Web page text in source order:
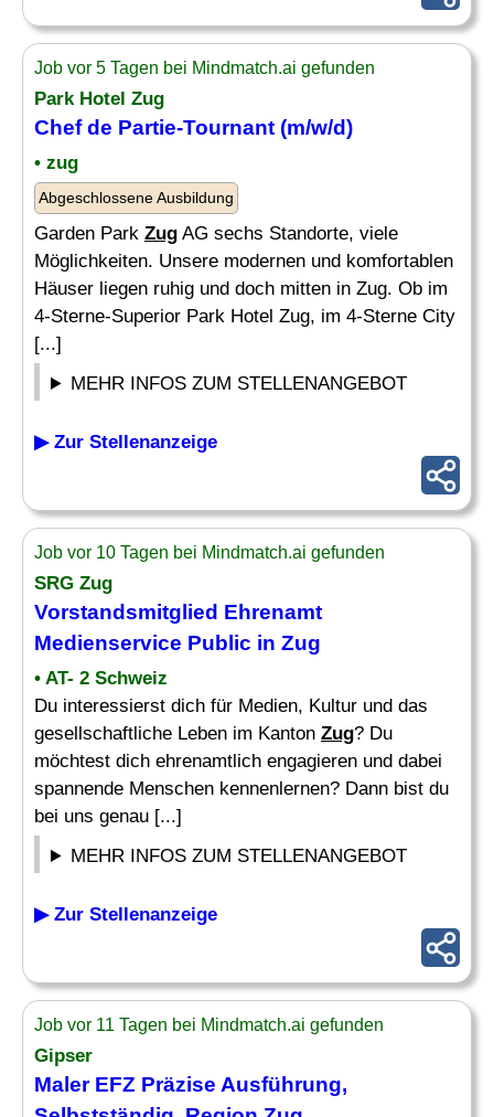
Job vor 5 Tagen bei Mindmatch.ai gefunden
Park Hotel Zug
Chef de Partie-Tournant (m/w/d)
• zug
Abgeschlossene Ausbildung
Garden Park Zug AG sechs Standorte, viele
Möglichkeiten. Unsere modernen und komfortablen
Häuser liegen ruhig und doch mitten in Zug. Ob im
4-Sterne-Superior Park Hotel Zug, im 4-Sterne City
[...]
MEHR INFOS ZUM STELLENANGEBOT
▶ Zur Stellenanzeige
Job vor 10 Tagen bei Mindmatch.ai gefunden
SRG Zug
Vorstandsmitglied Ehrenamt
Medienservice Public in Zug
• AT- 2 Schweiz
Du interessierst dich für Medien, Kultur und das
gesellschaftliche Leben im Kanton Zug? Du
möchtest dich ehrenamtlich engagieren und dabei
spannende Menschen kennenlernen? Dann bist du
bei uns genau [...]
MEHR INFOS ZUM STELLENANGEBOT
▶ Zur Stellenanzeige
Job vor 11 Tagen bei Mindmatch.ai gefunden
Gipser
Maler EFZ Präzise Ausführung,